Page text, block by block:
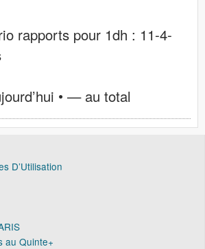
rapports pour 1dh : 11-4-
•—au total
D’Utilisation
au Quinte+